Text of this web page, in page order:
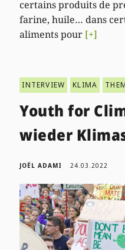
certains produits de
farine, huile… dans
aliments pour [+]
INTERVIEW KLIMA
Youth for
wieder
JOËL ADAMI 24.03.2022